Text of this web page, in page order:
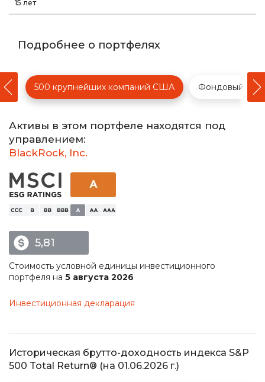
Подробнее о портфелях
500 крупнейших компаний США Фондовый
Активы в этом портфеле находятся под
управлением:
BlackRock, Inc.
5,81
Стоимость условной единицы инвестиционного
портфеля на 5 августа 2026
Инвестиционная декларация
Историческая брутто-доходность индекса S&P
500 Total Return® (на 01.06.2026 г.)